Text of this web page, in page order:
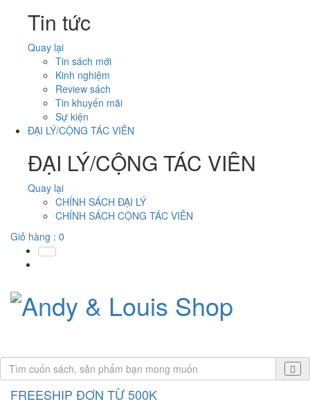
Tin tức
Quay lại
Tin sách mới
Kinh nghiệm
Review sách
Tin khuyến mãi
Sự kiện
ĐẠI LÝ/CỘNG TÁC VIÊN
ĐẠI LÝ/CỘNG TÁC VIÊN
Quay lại
CHÍNH SÁCH ĐẠI LÝ
CHÍNH SÁCH CỘNG TÁC VIÊN
Giỏ hàng : 0
FREESHIP ĐƠN TỪ 500K